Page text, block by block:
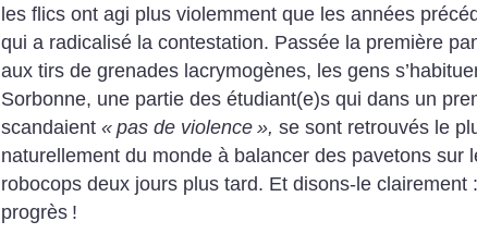
les flics ont agi plus violemment que les années
qui a radicalisé la contestation. Passée la première
aux tirs de grenades lacrymogènes, les gens
Sorbonne, une partie des étudiant(e)s qui dans un
scandaient « pas de violence », se sont retrouvés le
naturellement du monde à balancer des pavetons sur
robocops deux jours plus tard. Et disons-le clairement :
progrès !